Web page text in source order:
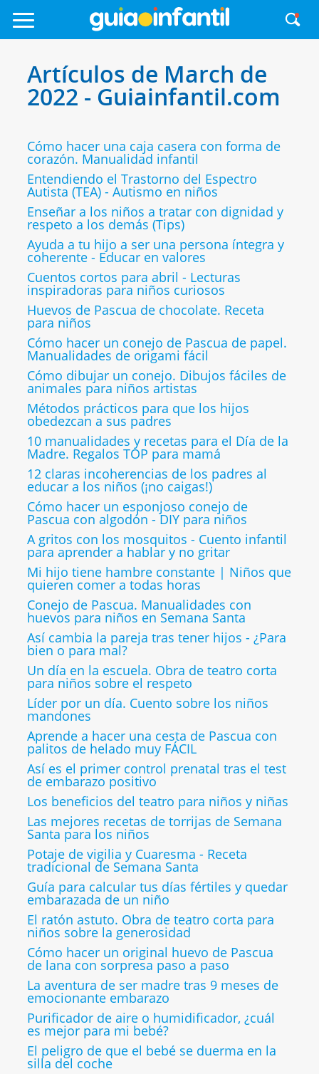
Artículos de March de
2022 - Guiainfantil.com
Cómo hacer una caja casera con forma de
corazón. Manualidad infantil
Entendiendo el Trastorno del Espectro
Autista (TEA) - Autismo en niños
Enseñar a los niños a tratar con dignidad y
respeto a los demás (Tips)
Ayuda a tu hijo a ser una persona íntegra y
coherente - Educar en valores
Cuentos cortos para abril - Lecturas
inspiradoras para niños curiosos
Huevos de Pascua de chocolate. Receta
para niños
Cómo hacer un conejo de Pascua de papel.
Manualidades de origami fácil
Cómo dibujar un conejo. Dibujos fáciles de
animales para niños artistas
Métodos prácticos para que los hijos
obedezcan a sus padres
10 manualidades y recetas para el Día de la
Madre. Regalos TOP para mamá
12 claras incoherencias de los padres al
educar a los niños (¡no caigas!)
Cómo hacer un esponjoso conejo de
Pascua con algodón - DIY para niños
A gritos con los mosquitos - Cuento infantil
para aprender a hablar y no gritar
Mi hijo tiene hambre constante | Niños que
quieren comer a todas horas
Conejo de Pascua. Manualidades con
huevos para niños en Semana Santa
Así cambia la pareja tras tener hijos - ¿Para
bien o para mal?
Un día en la escuela. Obra de teatro corta
para niños sobre el respeto
Líder por un día. Cuento sobre los niños
mandones
Aprende a hacer una cesta de Pascua con
palitos de helado muy FÁCIL
Así es el primer control prenatal tras el test
de embarazo positivo
Los beneficios del teatro para niños y niñas
Las mejores recetas de torrijas de Semana
Santa para los niños
Potaje de vigilia y Cuaresma - Receta
tradicional de Semana Santa
Guía para calcular tus días fértiles y quedar
embarazada de un niño
El ratón astuto. Obra de teatro corta para
niños sobre la generosidad
Cómo hacer un original huevo de Pascua
de lana con sorpresa paso a paso
La aventura de ser madre tras 9 meses de
emocionante embarazo
Purificador de aire o humidificador, ¿cuál
es mejor para mi bebé?
El peligro de que el bebé se duerma en la
silla del coche